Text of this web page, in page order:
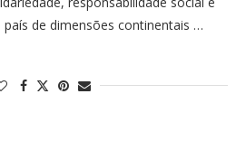
país de dimensões continentais …